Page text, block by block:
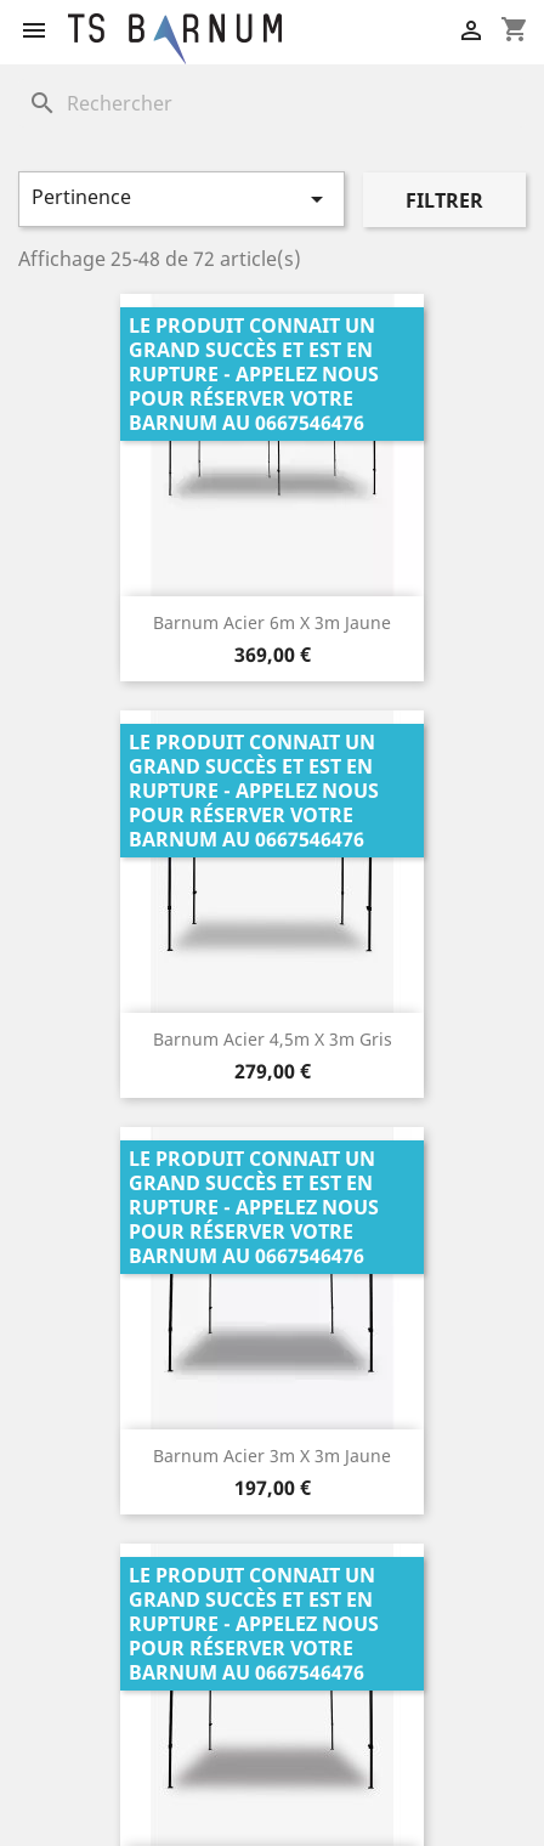
 shopping_cart

search
Pertinence  FILTRER
Affichage 25-48 de 72 article(s)
Barnum Acier 6m X 3m Jaune
Prix
369,00 €
LE PRODUIT CONNAIT UN
GRAND SUCCÈS ET EST EN
RUPTURE - APPELEZ NOUS
POUR RÉSERVER VOTRE
BARNUM AU 0667546476
Barnum Acier 4,5m X 3m Gris
Prix
279,00 €
LE PRODUIT CONNAIT UN
GRAND SUCCÈS ET EST EN
RUPTURE - APPELEZ NOUS
POUR RÉSERVER VOTRE
BARNUM AU 0667546476
Barnum Acier 3m X 3m Jaune
Prix
197,00 €
LE PRODUIT CONNAIT UN
GRAND SUCCÈS ET EST EN
RUPTURE - APPELEZ NOUS
POUR RÉSERVER VOTRE
BARNUM AU 0667546476
LE PRODUIT CONNAIT UN
GRAND SUCCÈS ET EST EN
RUPTURE - APPELEZ NOUS
POUR RÉSERVER VOTRE
BARNUM AU 0667546476